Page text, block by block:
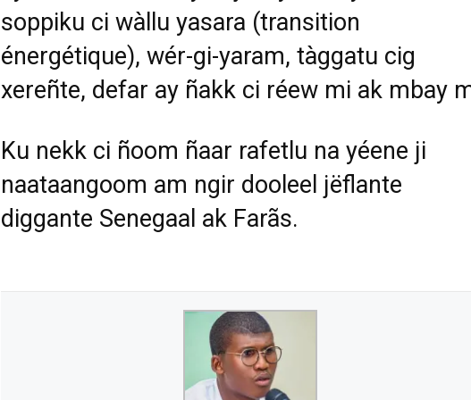
soppiku ci wàllu yasara (transition
énergétique), wér-gi-yaram, tàggatu cig
xereñte, defar ay ñakk ci réew mi ak mbay
Ku nekk ci ñoom ñaar rafetlu na yéene ji
naataangoom am ngir dooleel jëflante
diggante Senegaal ak Farãs.